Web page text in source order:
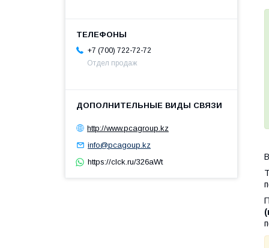
+7 (700) 722-72-72
Отдел продаж
http://www.pcagroup.kz
info@pcagoup.kz
https://clck.ru/326aWt